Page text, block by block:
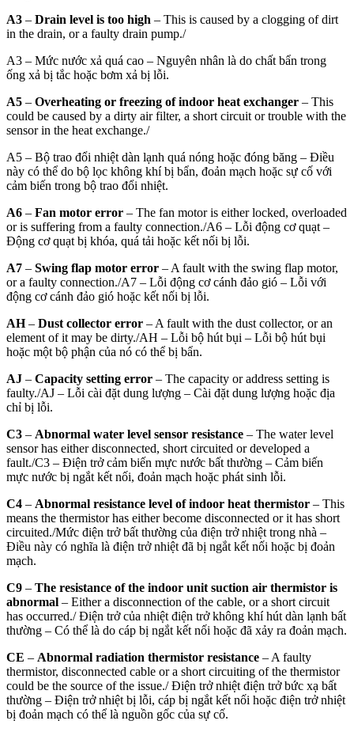
A3 – Drain level is too high – This is caused by a clogging of dirt
in the drain, or a faulty drain pump./
A3 – Mức nước xả quá cao – Nguyên nhân là do chất bẩn trong
ống xả bị tắc hoặc bơm xả bị lỗi.
A5 – Overheating or freezing of indoor heat exchanger – This
could be caused by a dirty air filter, a short circuit or trouble with the
sensor in the heat exchange./
A5 – Bộ trao đổi nhiệt dàn lạnh quá nóng hoặc đóng băng – Điều
này có thể do bộ lọc không khí bị bẩn, đoản mạch hoặc sự cố với
cảm biến trong bộ trao đổi nhiệt.
A6 – Fan motor error – The fan motor is either locked, overloaded
or is suffering from a faulty connection./A6 – Lỗi động cơ quạt –
Động cơ quạt bị khóa, quá tải hoặc kết nối bị lỗi.
A7 – Swing flap motor error – A fault with the swing flap motor,
or a faulty connection./A7 – Lỗi động cơ cánh đảo gió – Lỗi với
động cơ cánh đảo gió hoặc kết nối bị lỗi.
AH– Dust collector error – A fault with the dust collector, or an
element of it may be dirty./AH – Lỗi bộ hút bụi – Lỗi bộ hút bụi
hoặc một bộ phận của nó có thể bị bẩn.
AJ – Capacity setting error – The capacity or address setting is
faulty./AJ – Lỗi cài đặt dung lượng – Cài đặt dung lượng hoặc địa
chỉ bị lỗi.
C3 – Abnormal water level sensor resistance – The water level
sensor has either disconnected, short circuited or developed a
fault./C3 – Điện trở cảm biến mực nước bất thường – Cảm biến
mực nước bị ngắt kết nối, đoản mạch hoặc phát sinh lỗi.
C4 – Abnormal resistance level of indoor heat thermistor – This
means the thermistor has either become disconnected or it has short
circuited./Mức điện trở bất thường của điện trở nhiệt trong nhà –
Điều này có nghĩa là điện trở nhiệt đã bị ngắt kết nối hoặc bị đoản
mạch.
C9 – The resistance of the indoor unit suction air thermistor is
abnormal – Either a disconnection of the cable, or a short circuit
has occurred./Điện trở của nhiệt điện trở không khí hút dàn lạnh bất
thường – Có thể là do cáp bị ngắt kết nối hoặc đã xảy ra đoản mạch.
CE – Abnormal radiation thermistor resistance – A faulty
thermistor, disconnected cable or a short circuiting of the thermistor
could be the source of the issue./Điện trở nhiệt điện trở bức xạ bất
thường – Điện trở nhiệt bị lỗi, cáp bị ngắt kết nối hoặc điện trở nhiệt
bị đoản mạch có thể là nguồn gốc của sự cố.